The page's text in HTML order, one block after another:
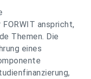
anspricht,
Themen. Die
eines